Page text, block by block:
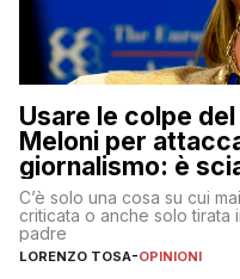
Usare le colpe
Meloni per
giornalismo: è
Dimostriamo di
C’è solo una cosa su cui
criticata o anche solo tirata
padre
LORENZO TOSA-OPINIONI